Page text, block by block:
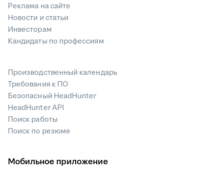
Реклама на сайте
Новости и статьи
Инвесторам
Кандидаты по профессиям
Производственный календарь
Требования к ПО
Безопасный HeadHunter
HeadHunter API
Поиск работы
Поиск по резюме
Мобильное приложение